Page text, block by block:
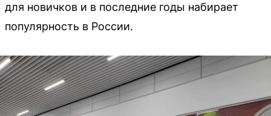
для новичков и в последние годы набирает
популярность в России.